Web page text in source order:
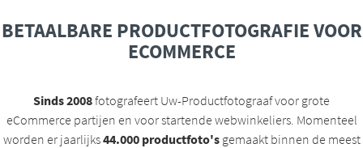
BETAALBARE PRODUCTFOTOGRAFIE VOOR
ECOMMERCE
Sinds 2008fotografeert Uw-Productfotograaf voor grote
eCommerce partijen en voor startende webwinkeliers. Momenteel
worden er jaarlijks44.000 productfoto'sgemaakt binnen de meest